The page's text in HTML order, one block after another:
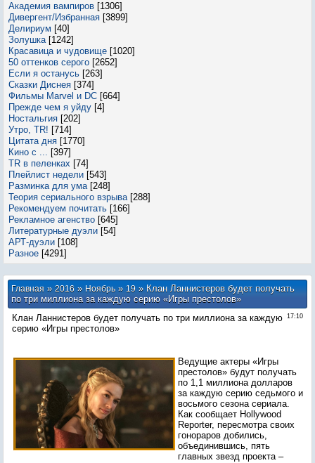
Академия вампиров [1306]
Дивергент/Избранная [3899]
Делириум [40]
Золушка [1242]
Красавица и чудовище [1020]
50 оттенков серого [2652]
Если я останусь [263]
Сказки Диснея [374]
Фильмы Marvel и DC [664]
Прежде чем я уйду [4]
Ностальгия [202]
Утро, TR! [714]
Цитата дня [1770]
Кино с ... [397]
TR в пеленках [74]
Плейлист недели [543]
Разминка для ума [248]
Теория сериального взрыва [288]
Рекомендуем почитать [166]
Рекламное агенство [645]
Литературные дуэли [54]
АРТ-дуэли [108]
Разное [4291]
Главная»2016 » Ноябрь » 19» Клан Ланнистеров будет получать
по три миллиона за каждую серию «Игры престолов»
17:10
Клан Ланнистеров будет получать по три миллиона за каждую
серию «Игры престолов»
Ведущие актеры «Игры
престолов» будут получать
по 1,1 миллиона долларов
за каждую серию седьмого и
восьмого сезона сериала.
Как сообщает Hollywood
Reporter, пересмотра своих
гонораров добились,
объединившись, пять
главных звезд проекта –